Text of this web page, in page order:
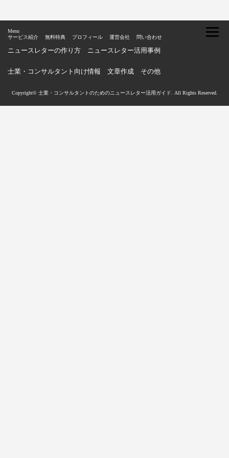
Menu
サービス紹介
無料特典 プロフィール 運営会社 問い合わせ
ニュースレターの作り方 ニュースレター活用事例
士業・コンサルタント向け情報 文章作成 その他
Copyright© 士業・コンサルタントのためのニュースレター活用ガイド. All Rights Reserved.